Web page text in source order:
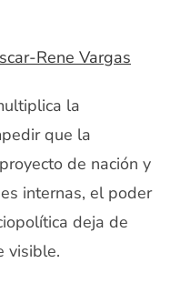
Rene Vargas
la
que la
de nación y
internas, el poder
deja de
visible.